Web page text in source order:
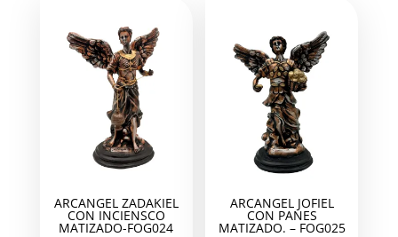
ARCANGEL ZADAKIEL
CON INCIENSCO
MATIZADO-FOG024
ARCANGEL JOFIEL
CON PANES
MATIZADO. – FOG025